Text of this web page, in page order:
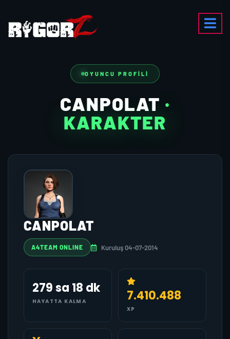
OYUNCU PROFILI
CANPOLAT ·
KARAKTER
CANPOLAT
A4TEAM ONLINE Kuruluş 04-07-2014
279 sa 18 dk
HAYATTA KALMA 7.410.488
XP